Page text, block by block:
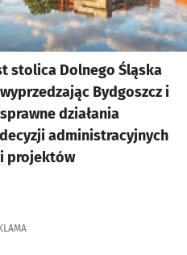
stolica Dolnego Śląska
Bydgoszcz i
działania
administracyjnych
projektów